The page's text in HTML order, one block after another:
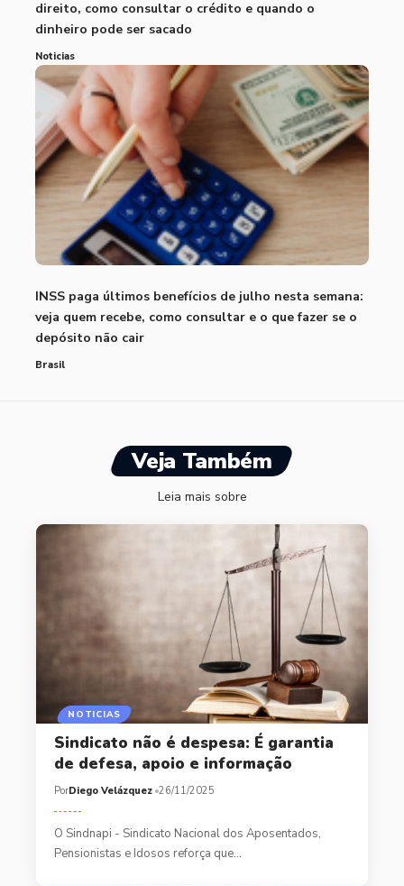
direito, como consultar o crédito e quando o
dinheiro pode ser sacado
Noticias
INSS paga últimos benefícios de julho nesta semana:
veja quem recebe, como consultar e o que fazer se o
depósito não cair
Brasil
Veja Também
Leia mais sobre
NOTICIAS
Sindicato não é despesa: É garantia
de defesa, apoio e informação
PorDiego Velázquez 26/11/2025
O Sindnapi - Sindicato Nacional dos Aposentados,
Pensionistas e Idosos reforça que…